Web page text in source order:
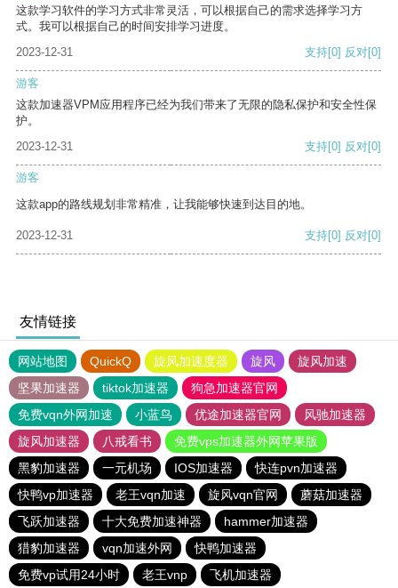
这款学习软件的学习方式非常灵活，可以根据自己的需求选择学习方
式。我可以根据自己的时间安排学习进度。
2023-12-31
支持[0] 反对[0]
游客
这款加速器VPM应用程序已经为我们带来了无限的隐私保护和安全性保
护。
2023-12-31
支持[0] 反对[0]
游客
这款app的路线规划非常精准，让我能够快速到达目的地。
2023-12-31 支持[0] 反对[0]
友情链接
网站地图 QuickQ 旋风加速度器 旋风
旋风加速
坚果加速器
tiktok加速器
狗急加速器官网
免费vqn外网加速
小蓝鸟 优途加速器官网
风驰加速器
旋风加速器
八戒看书
免费vps加速器外网苹果版
黑豹加速器
一元机场 IOS加速器
快连pvn加速器
快鸭vp加速器
老王vqn加速 旋风vqn官网
蘑菇加速器
飞跃加速器
十大免费加速神器
hammer加速器
猎豹加速器
vqn加速外网
快鸭加速器
免费vp试用24小时
老王vnp
飞机加速器